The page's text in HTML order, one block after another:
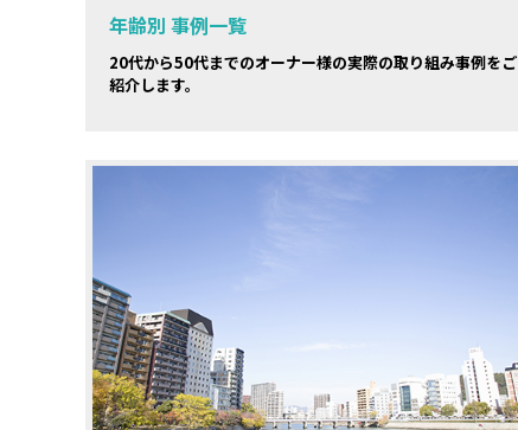
年齢別 事例一覧
20代から50代までのオーナー様の実際の取り組み事例をご
紹介します。